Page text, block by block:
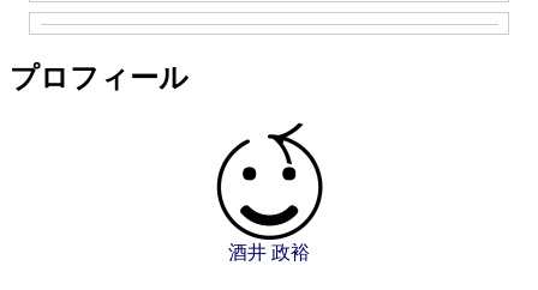
プロフィール
酒井 政裕